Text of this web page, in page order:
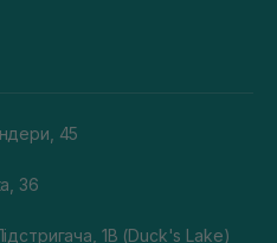
45
36
1В (Duck's Lake)